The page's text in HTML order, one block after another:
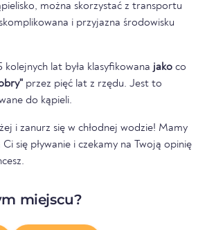
można skorzystać z transportu
i przyjazna środowisku
lat była klasyfikowana jako co
przez pięć lat z rzędu. Jest to
do kąpieli.
i zanurz się w chłodnej wodzie! Mamy
się pływanie i czekamy na Twoją opinię
miejscu?